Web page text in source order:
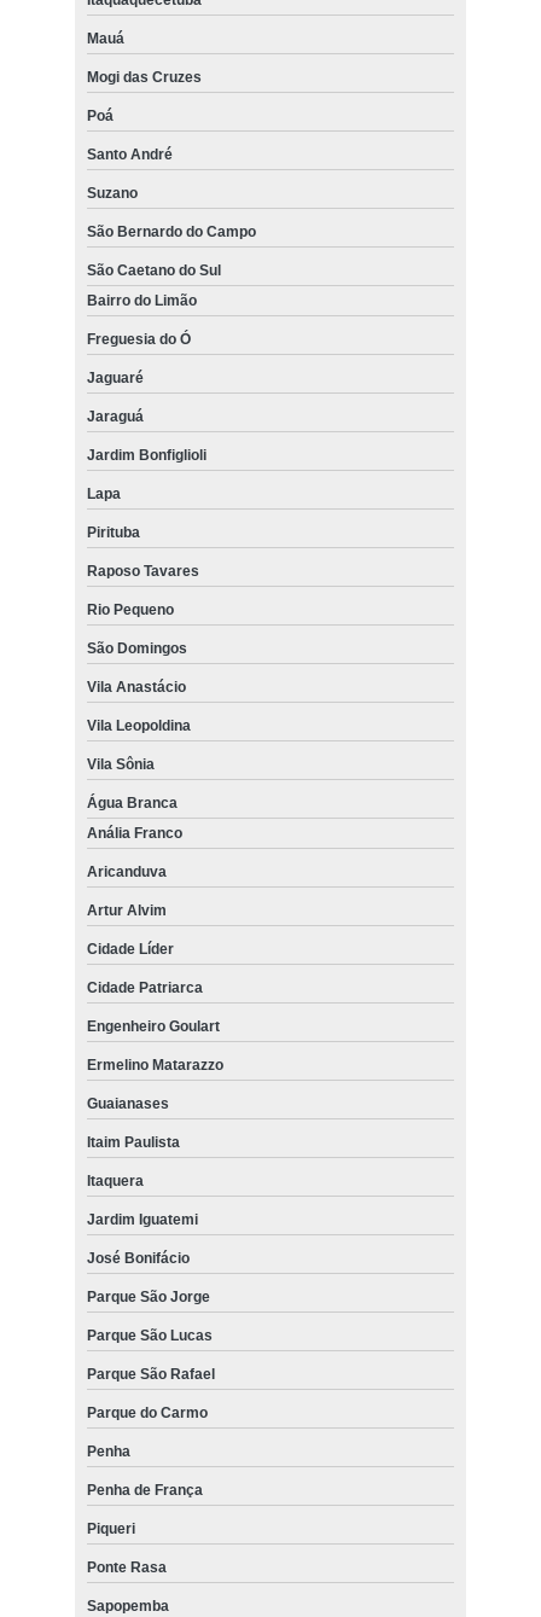
Mauá
Mogi das Cruzes
Poá
Santo André
Suzano
São Bernardo do Campo
São Caetano do Sul
Bairro do Limão
Freguesia do Ó
Jaguaré
Jaraguá
Jardim Bonfiglioli
Lapa
Pirituba
Raposo Tavares
Rio Pequeno
São Domingos
Vila Anastácio
Vila Leopoldina
Vila Sônia
Água Branca
Anália Franco
Aricanduva
Artur Alvim
Cidade Líder
Cidade Patriarca
Engenheiro Goulart
Ermelino Matarazzo
Guaianases
Itaim Paulista
Itaquera
Jardim Iguatemi
José Bonifácio
Parque São Jorge
Parque São Lucas
Parque São Rafael
Parque do Carmo
Penha
Penha de França
Piqueri
Ponte Rasa
Sapopemba